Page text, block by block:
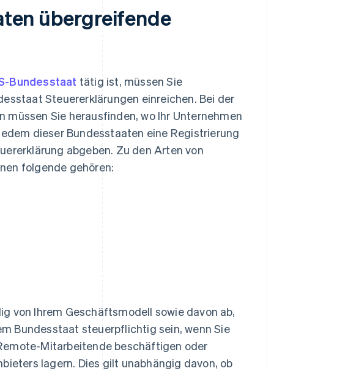
übergreifende
Bundesstaat tätig ist, müssen Sie
Steuererklärungen einreichen. Bei der
Sie herausfinden, wo Ihr Unternehmen
dieser Bundesstaaten eine Registrierung
abgeben. Zu den Arten von
folgende gehören:
von Ihrem Geschäftsmodell sowie davon ab,
Bundesstaat steuerpflichtig sein, wenn Sie
Mitarbeitende beschäftigen oder
lagern. Dies gilt unabhängig davon, ob